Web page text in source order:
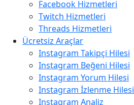
Facebook Hizmetleri
Twitch Hizmetleri
Threads Hizmetleri
Ücretsiz Araçlar
Instagram Takipçi Hilesi
Instagram Beğeni Hilesi
Instagram Yorum Hilesi
Instagram İzlenme Hilesi
Instagram Analiz